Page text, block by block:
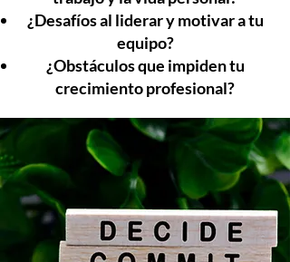
¿Desafíos al liderar y motivar a tu
equipo?
¿Obstáculos que impiden tu
crecimiento profesional?